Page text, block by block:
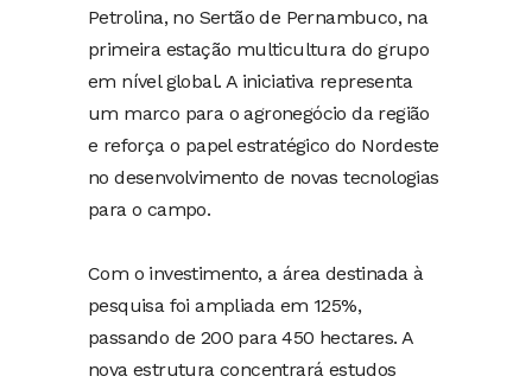
Petrolina, no Sertão de Pernambuco, na
primeira estação multicultura do grupo
em nível global. A iniciativa representa
um marco para o agronegócio da região
e reforça o papel estratégico do Nordeste
no desenvolvimento de novas tecnologias
para o campo.
Com o investimento, a área destinada à
pesquisa foi ampliada em 125%,
passando de 200 para 450 hectares. A
nova estrutura concentrará estudos